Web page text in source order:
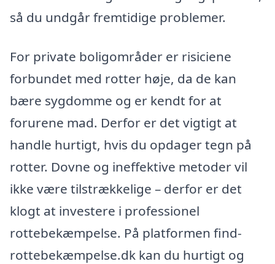
så du undgår fremtidige problemer.
For private boligområder er risiciene
forbundet med rotter høje, da de kan
bære sygdomme og er kendt for at
forurene mad. Derfor er det vigtigt at
handle hurtigt, hvis du opdager tegn på
rotter. Dovne og ineffektive metoder vil
ikke være tilstrækkelige – derfor er det
klogt at investere i professionel
rottebekæmpelse. På platformen find-
rottebekæmpelse.dk kan du hurtigt og